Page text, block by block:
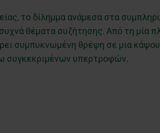
το δίλημμα ανάμεσα στα
θέματα συζήτησης. Από τη μία
συμπυκνωμένη θρέψη σε μια
συγκεκριμένων υπερτροφών.